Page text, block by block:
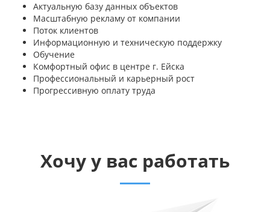
Актуальную базу данных объектов
Масштабную рекламу от компании
Поток клиентов
Информационную и техническую поддержку
Обучение
Комфортный офис в центре г. Ейска
Профессиональный и карьерный рост
Прогрессивную оплату труда
Хочу у вас работать